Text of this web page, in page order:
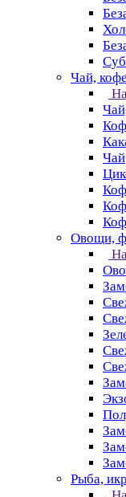
Чай,
Чай
Овощи,
Рыба,